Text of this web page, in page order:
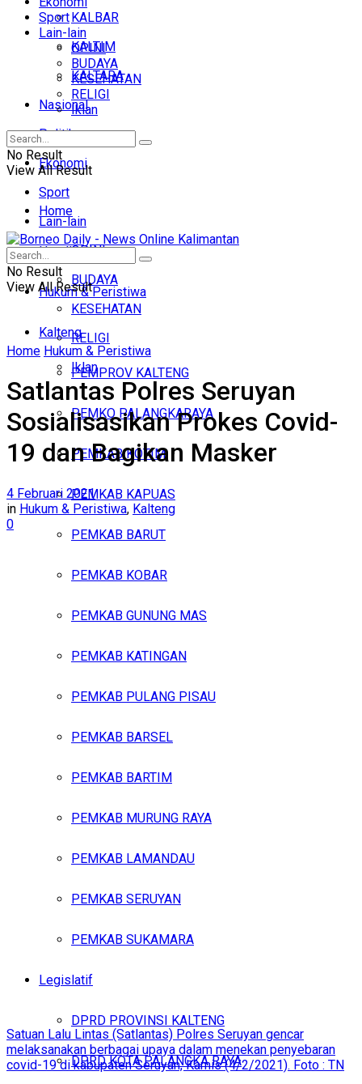
KALBAR
KALTIM
KALTARA
Nasional
Politik
Ekonomi
Sport
Lain-lain
OPINI
BUDAYA
KESEHATAN
RELIGI
Iklan
Jumat, Agustus 7, 2026
Sport
Lain-lain
OPINI
BUDAYA
KESEHATAN
RELIGI
Iklan
No Result
View All Result
Home
Headline
Hukum & Peristiwa
Kalteng
PEMPROV KALTENG
PEMKO PALANGKARAYA
PEMKAB KOTIM
PEMKAB KAPUAS
PEMKAB BARUT
PEMKAB KOBAR
PEMKAB GUNUNG MAS
PEMKAB KATINGAN
PEMKAB PULANG PISAU
PEMKAB BARSEL
PEMKAB BARTIM
PEMKAB MURUNG RAYA
PEMKAB LAMANDAU
PEMKAB SERUYAN
PEMKAB SUKAMARA
Legislatif
DPRD PROVINSI KALTENG
DPRD KOTA PALANGKA RAYA
No Result
View All Result
Home Hukum & Peristiwa
Satlantas Polres Seruyan
Sosialisasikan Prokes Covid-
19 dan Bagikan Masker
4 Februari 2021
in Hukum & Peristiwa, Kalteng
0
Satuan Lalu Lintas (Satlantas) Polres Seruyan gencar
melaksanakan berbagai upaya dalam menekan penyebaran
covid-19 di kabupaten Seruyan, Kamis (4/2/2021). Foto : TN